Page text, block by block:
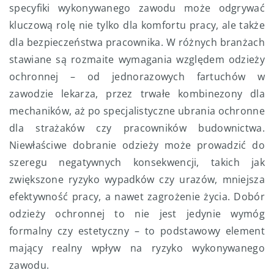
specyfiki wykonywanego zawodu może odgrywać
kluczową rolę nie tylko dla komfortu pracy, ale także
dla bezpieczeństwa pracownika. W różnych branżach
stawiane są rozmaite wymagania względem odzieży
ochronnej – od jednorazowych fartuchów w
zawodzie lekarza, przez trwałe kombinezony dla
mechaników, aż po specjalistyczne ubrania ochronne
dla strażaków czy pracowników budownictwa.
Niewłaściwe dobranie odzieży może prowadzić do
szeregu negatywnych konsekwencji, takich jak
zwiększone ryzyko wypadków czy urazów, mniejsza
efektywność pracy, a nawet zagrożenie życia. Dobór
odzieży ochronnej to nie jest jedynie wymóg
formalny czy estetyczny – to podstawowy element
mający realny wpływ na ryzyko wykonywanego
zawodu.